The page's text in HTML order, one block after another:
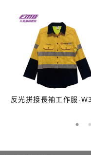
反光拼接長袖工作服-